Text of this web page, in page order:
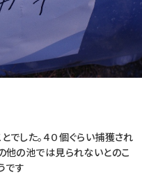
した。４０個ぐらい捕獲され
他の池では見られないとのこ
です